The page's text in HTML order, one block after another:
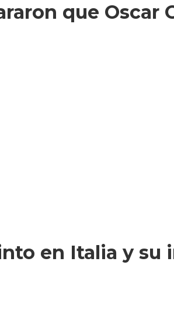
que Oscar
en Italia y su